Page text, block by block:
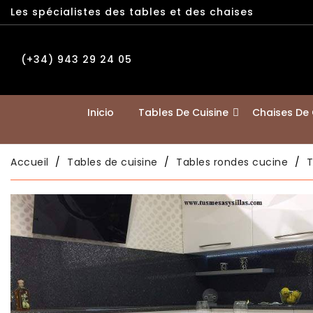
Les spécialistes des tables et des chaises
(+34) 943 29 24 05
Inicio Tables De Cuisine Chaises De
Accueil Tables de cuisine Tables rondes cucine